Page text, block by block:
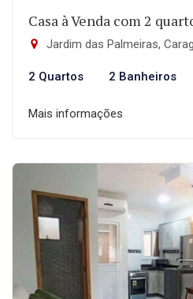
Casa à Venda com 2
Jardim das Palmeiras,
2 Quartos 2 Banheiros
Mais informações